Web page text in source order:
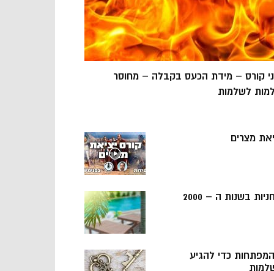
קורס – מידת הכעס בקבלה – מחוסר
לשלמות
מצרים
בשנות ה – 2000
5 המפתחות כדי להגיע